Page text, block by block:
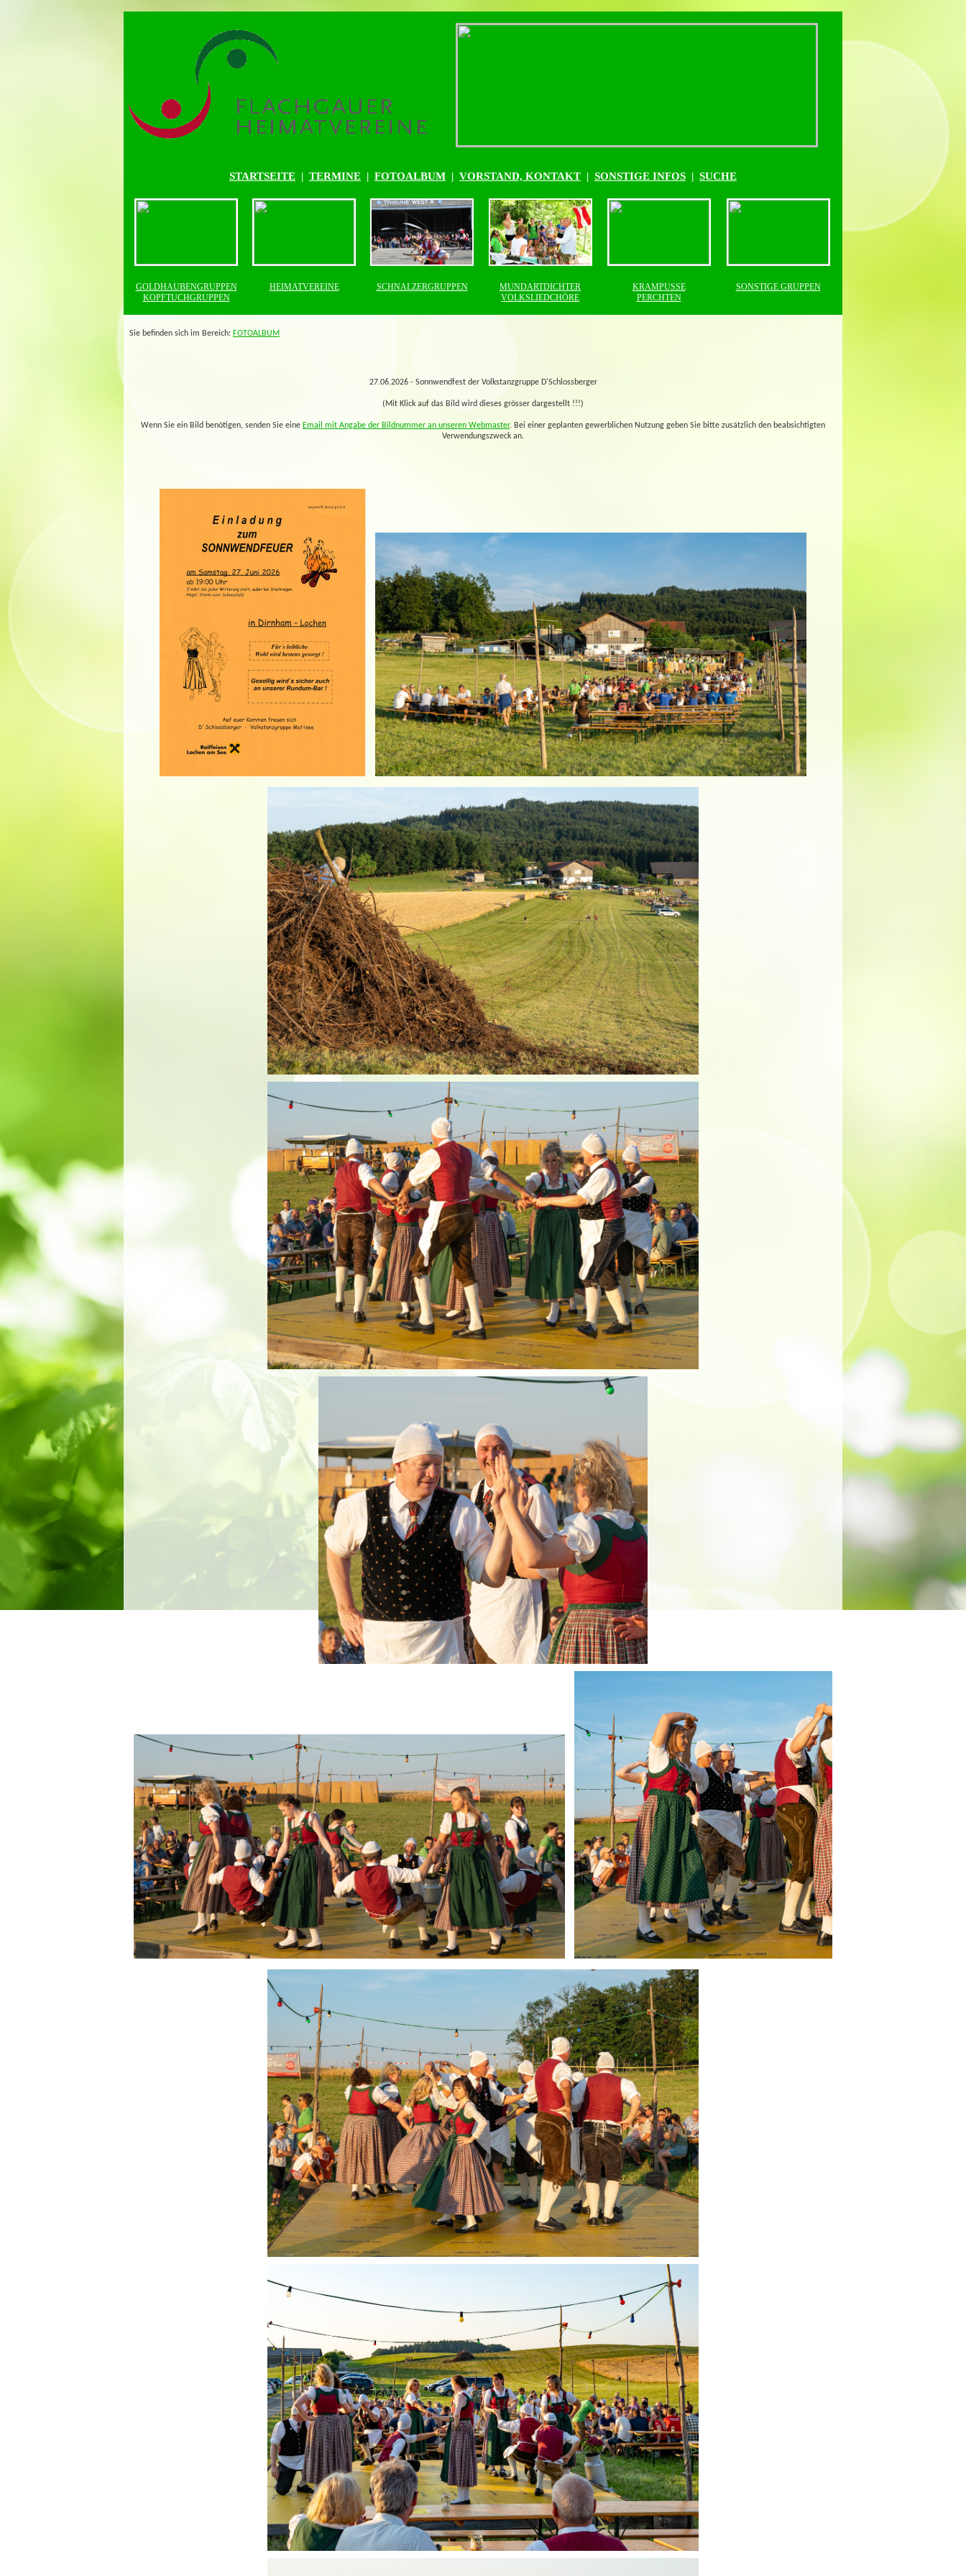
STARTSEITE | TERMINE | FOTOALBUM | VORSTAND, KONTAKT | SONSTIGE INFOS | SUCHE
GOLDHAUBENGRUPPEN
KOPFTUCHGRUPPEN
HEIMATVEREINE SCHNALZERGRUPPEN
MUNDARTDICHTER
VOLKSLIEDCHÖRE
KRAMPUSSE
PERCHTEN
SONSTIGE GRUPPEN
Sie befinden sich im Bereich: FOTOALBUM
27.06.2026 - Sonnwendfest der Volkstanzgruppe D'Schlossberger
(Mit Klick auf das Bild wird dieses grösser dargestellt !!!)
Wenn Sie ein Bild benötigen, senden Sie eine Email mit Angabe der Bildnummer an unseren Webmaster. Bei einer geplanten gewerblichen Nutzung geben Sie bitte zusätzlich den beabsichtigten
Verwendungszweck an.